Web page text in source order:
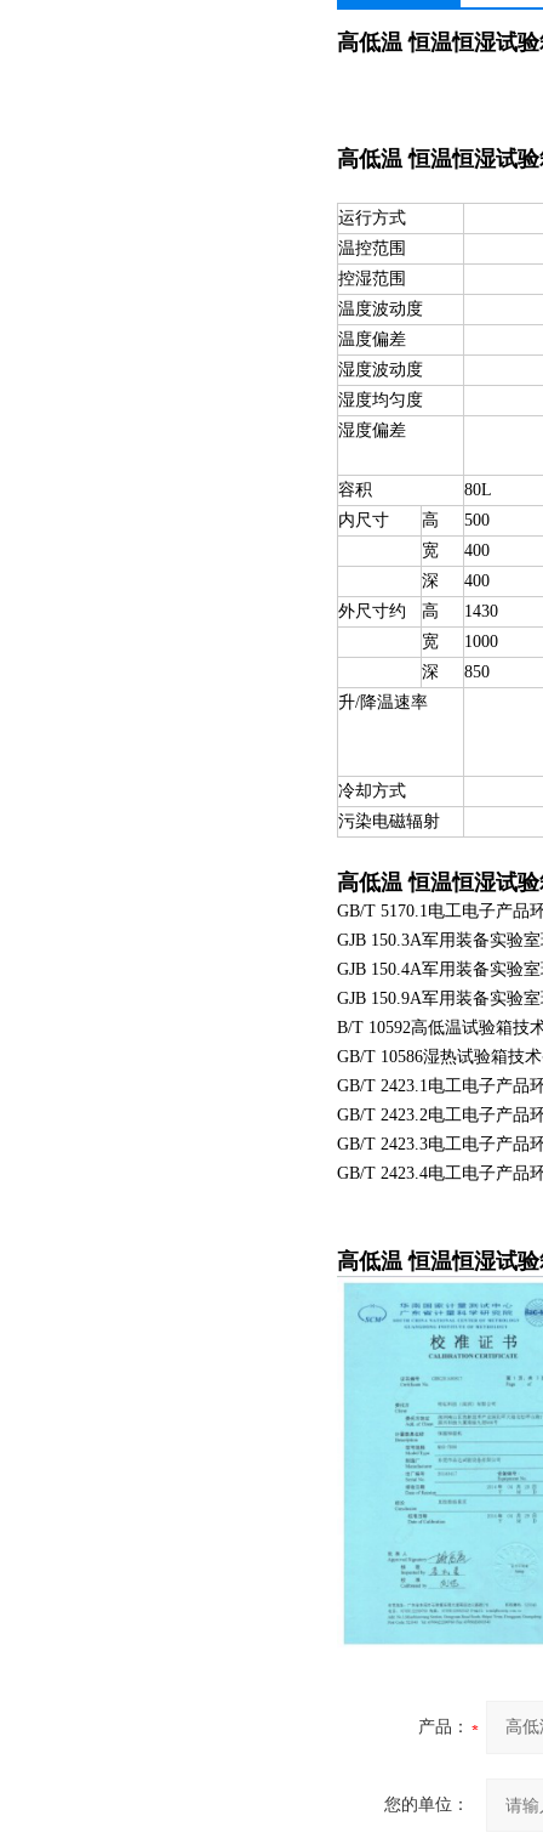
高低温 恒温恒湿试
高低温 恒温恒湿试
运行方式
温控范围
控湿范围
温度波动度
温度偏差
湿度波动度
湿度均匀度
湿度偏差
容积
80L
内尺寸
高
500
宽
400
深
400
外尺寸约
高
1430
宽
1000
深
850
升/降温速率
冷却方式
污染电磁辐射
高低温 恒温恒湿试
GB/T 5170.1电工电子产品
GJB 150.3A军用装备实验
GJB 150.4A军用装备实验
GJB 150.9A军用装备实验
B/T 10592高低温试验箱技
GB/T 10586湿热试验箱技
GB/T 2423.1电工电子产品
GB/T 2423.2电工电子产品
GB/T 2423.3电工电子产品
GB/T 2423.4电工电子产品
高低温 恒温恒湿试
产品：
您的单位：